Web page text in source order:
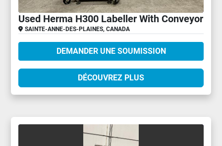
Used Herma H300 Labeller With Conveyor
SAINTE-ANNE-DES-PLAINES, CANADA
DEMANDER UNE SOUMISSION
DÉCOUVREZ PLUS